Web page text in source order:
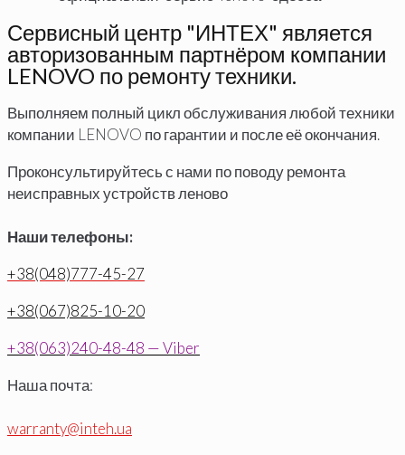
Сервисный центр "ИНТЕХ" является
авторизованным партнёром компании
LENOVO по ремонту техники.
Выполняем полный цикл обслуживания любой техники
компании LENOVO по гарантии и после её окончания.
Проконсультируйтесь с нами по поводу ремонта
неисправных устройств леново
Наши телефоны:
+38(048)777-45-27
+38(067)825-10-20
+38(063)240-48-48 — Viber
Наша почта:
warranty@inteh.ua